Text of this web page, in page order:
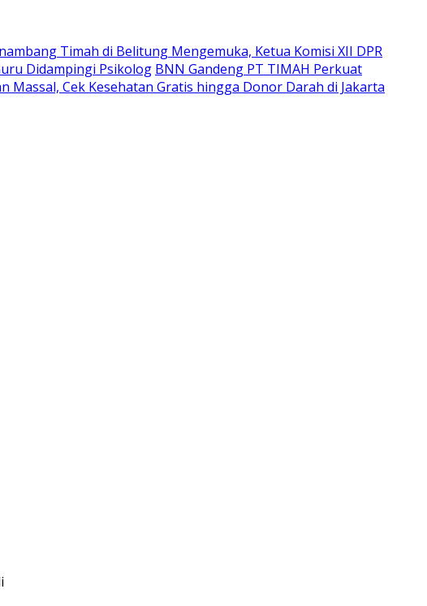
Timah di Belitung Mengemuka, Ketua Komisi XII DPR
Didampingi Psikolog BNN Gandeng PT TIMAH Perkuat
Massal, Cek Kesehatan Gratis hingga Donor Darah di Jakarta